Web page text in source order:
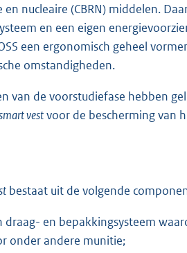
en nucleaire (CBRN) middelen.
en een eigen
een ergonomisch geheel
omstandigheden.
van de voorstudiefase hebben
vestvoor de bescherming van
bestaat uit de volgende
draag- en bepakkingsysteem
onder andere munitie;